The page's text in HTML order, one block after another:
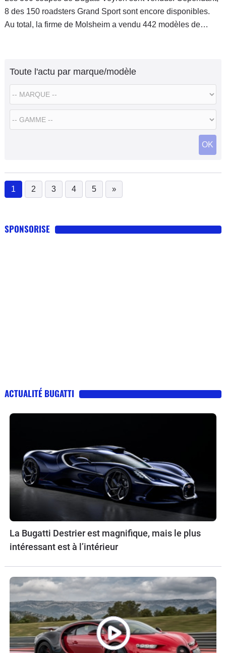
8 des 150 roadsters Grand Sport sont encore disponibles.
Au total, la firme de Molsheim a vendu 442 modèles de
Toute l'actu par marque/modèle
OK
1
(current)
2 3 4 5 »
SPONSORISE
ACTUALITÉ BUGATTI
La Bugatti Destrier est magnifique, mais le plus
intéressant est à l’intérieur